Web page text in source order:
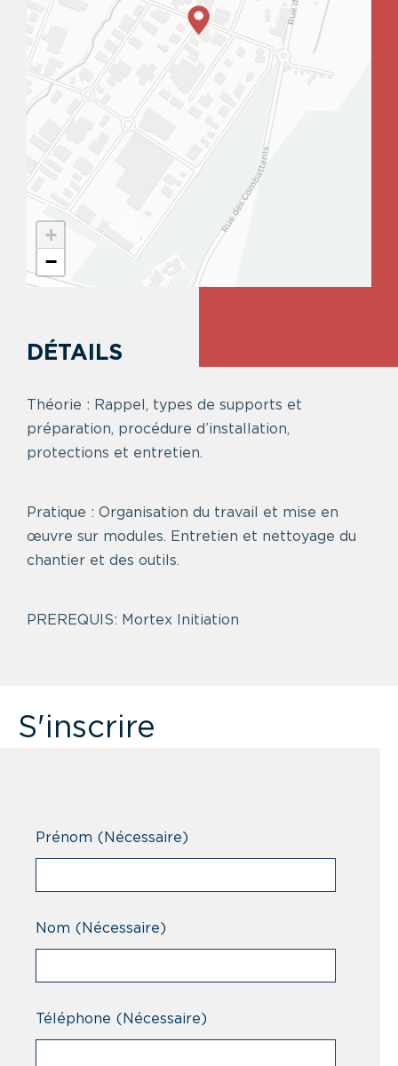
+
−
DÉTAILS
Théorie : Rappel, types de supports et
préparation, procédure d’installation,
protections et entretien.
Pratique : Organisation du travail et mise en
œuvre sur modules. Entretien et nettoyage du
chantier et des outils.
PREREQUIS: Mortex Initiation
S'inscrire
Prénom (Nécessaire)
Nom (Nécessaire)
Téléphone (Nécessaire)